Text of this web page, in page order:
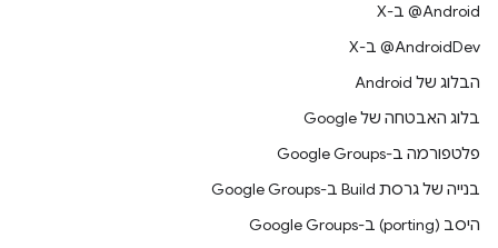
‫‎@Android ב-X
‫‎@AndroidDev ב-X
הבלוג של Android
בלוג האבטחה של Google
פלטפורמה ב-Google Groups
בנייה של גרסת Build ב-Google Groups
היסב (porting) ב-Google Groups